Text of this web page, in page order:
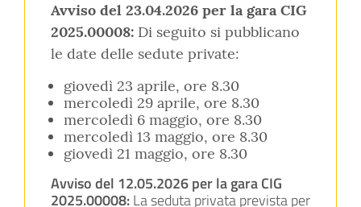
Avviso del 23.04.2026 per la gara CIG
2025.00008: Di seguito si pubblicano
le date delle sedute private:
giovedì 23 aprile, ore 8.30
mercoledì 29 aprile, ore 8.30
mercoledì 6 maggio, ore 8.30
mercoledì 13 maggio, ore 8.30
giovedì 21 maggio, ore 8.30
Avviso del 12.05.2026 per la gara CIG
2025.00008:La seduta privata prevista per